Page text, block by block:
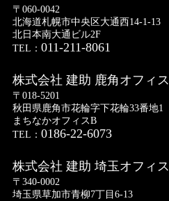
〒060-0042
北海道札幌市中央区大通西14-1-13
北日本南大通ビル2F
TEL： 011-211-8061
株式会社 建助 鹿角オフィス
〒018-5201
秋田県鹿角市花輪字下花輪33番地1
まちなかオフィスB
TEL： 0186-22-6073
株式会社 建助 埼玉オフィス
〒340-0002
埼玉県草加市青柳7丁目6-13